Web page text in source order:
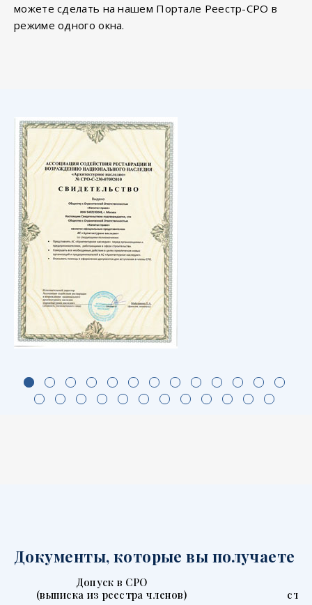
можете сделать на нашем Портале Реестр-СРО в
режиме одного окна.
Документы, которые вы получаете
Допуск в СРО
(выписка из реестра членов)